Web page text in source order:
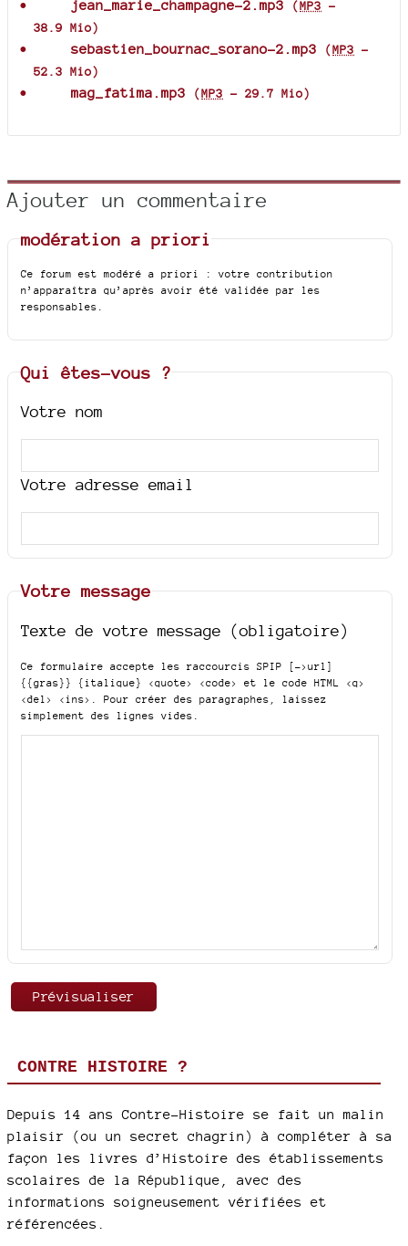
jean_marie_champagne-2.mp3 (MP3 -
38.9 Mio)
sebastien_bournac_sorano-2.mp3 (MP3 -
52.3 Mio)
mag_fatima.mp3 (MP3 - 29.7 Mio)
Ajouter un commentaire
modération a priori
Ce forum est modéré a priori : votre contribution
n’apparaîtra qu’après avoir été validée par les
responsables.
Qui êtes-vous ?
Votre nom
Votre adresse email
Votre message
Texte de votre message (obligatoire)
Ce formulaire accepte les raccourcis SPIP
[->url]
{{gras}} {italique} <quote> <code>
et le code HTML <q>
<del> <ins>
. Pour créer des paragraphes, laissez
simplement des lignes vides.
CONTRE HISTOIRE ?
Depuis 14 ans Contre-Histoire se fait un malin
plaisir (ou un secret chagrin) à compléter à sa
façon les livres d’Histoire des établissements
scolaires de la République, avec des
informations soigneusement vérifiées et
référencées.